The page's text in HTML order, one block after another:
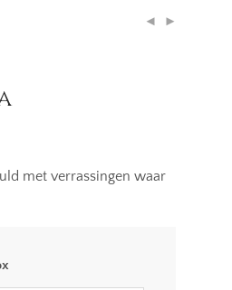
met verrassingen waar